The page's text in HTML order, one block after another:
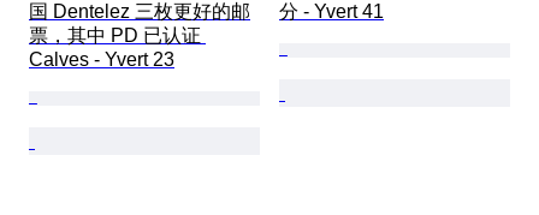
国 Dentelez 三枚更好的邮
票，其中 PD 已认证
Calves - Yvert 23
分 - Yvert 41